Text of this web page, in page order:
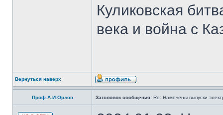
Куликовская
века и война с
Вернуться наверх
Проф.А.И.Орлов Заголовок сообщения: Re: Намечены выпуски